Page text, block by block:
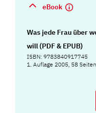
eBook
Was jede Frau über
will (PDF & EPUB)
ISBN: 9783840917745
1. Auflage 2005, 58 Seiten